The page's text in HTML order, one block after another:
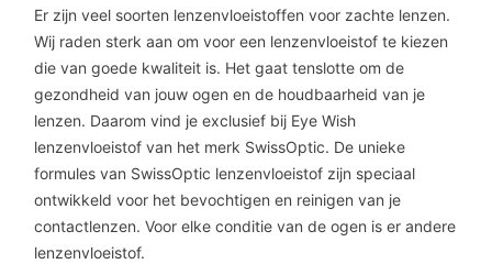
Er zijn veel soorten lenzenvloeistoffen voor zachte lenzen.
Wij raden sterk aan om voor een lenzenvloeistof te kiezen
die van goede kwaliteit is. Het gaat tenslotte om de
gezondheid van jouw ogen en de houdbaarheid van je
lenzen. Daarom vind je exclusief bij Eye Wish
lenzenvloeistof van het merk SwissOptic. De unieke
formules van SwissOptic lenzenvloeistof zijn speciaal
ontwikkeld voor het bevochtigen en reinigen van je
contactlenzen. Voor elke conditie van de ogen is er andere
lenzenvloeistof.